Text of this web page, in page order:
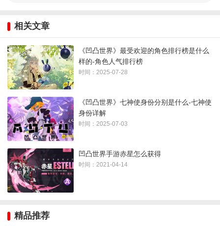
3、黑暗神使
七神使之一，凹凸大赛的掌控者之一。
4、裁决神使
七神使之一，凹凸大赛的掌控者之一。现任裁决神使疑似为金
的姐姐秋。
5、光明神使
七神使之一，凹凸大赛的掌控者之一。于守望一族灭亡之际引
导格瑞。
6、死亡神使
相关文章
《凹凸世界》最受欢迎的角色排行榜是什么
样的-角色人气排行榜
时间：2025-07-28
《凹凸世界》七神使身份分别是什么-七神使
身份详解
时间：2025-07-03
凹凸世界手游赤星怎么获得
时间：2021-04-14
精品推荐